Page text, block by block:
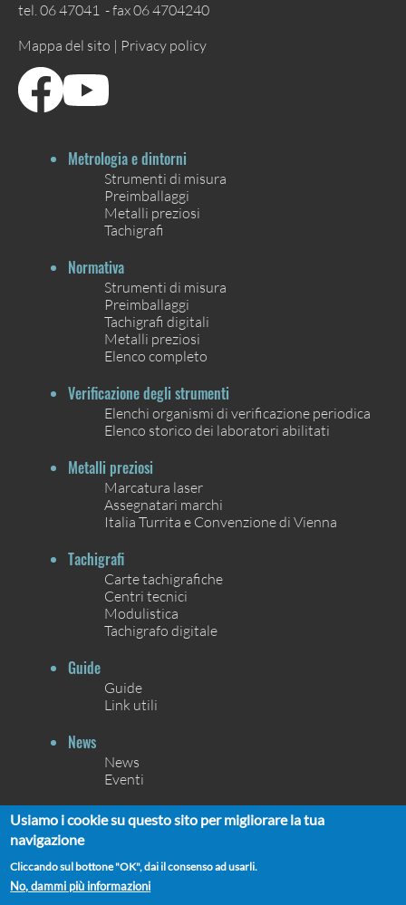
tel. 06 47041 - fax 06 4704240
Mappa del sito | Privacy policy
Metrologia e dintorni
Strumenti di misura
Preimballaggi
Metalli preziosi
Tachigrafi
Normativa
Strumenti di misura
Preimballaggi
Tachigrafi digitali
Metalli preziosi
Elenco completo
Verificazione degli strumenti
Elenchi organismi di verificazione periodica
Elenco storico dei laboratori abilitati
Metalli preziosi
Marcatura laser
Assegnatari marchi
Italia Turrita e Convenzione di Vienna
Tachigrafi
Carte tachigrafiche
Centri tecnici
Modulistica
Tachigrafo digitale
Guide
Guide
Link utili
News
News
Eventi
Contatti
Usiamo i cookie su questo sito per migliorare la tua
navigazione
Cliccando sul bottone "OK", dai il consenso ad usarli.
No, dammi più informazioni